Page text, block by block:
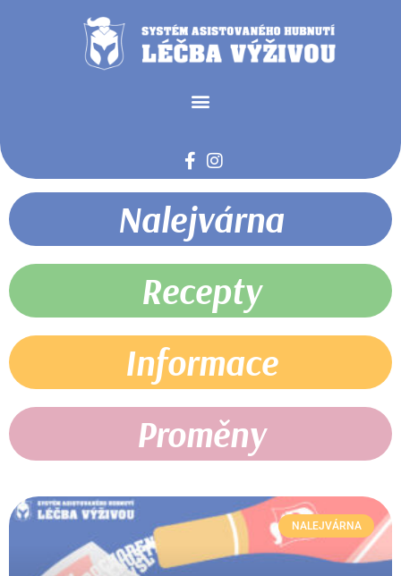
Nalejvárna
Recepty
Informace
Proměny
NALEJVÁRNA